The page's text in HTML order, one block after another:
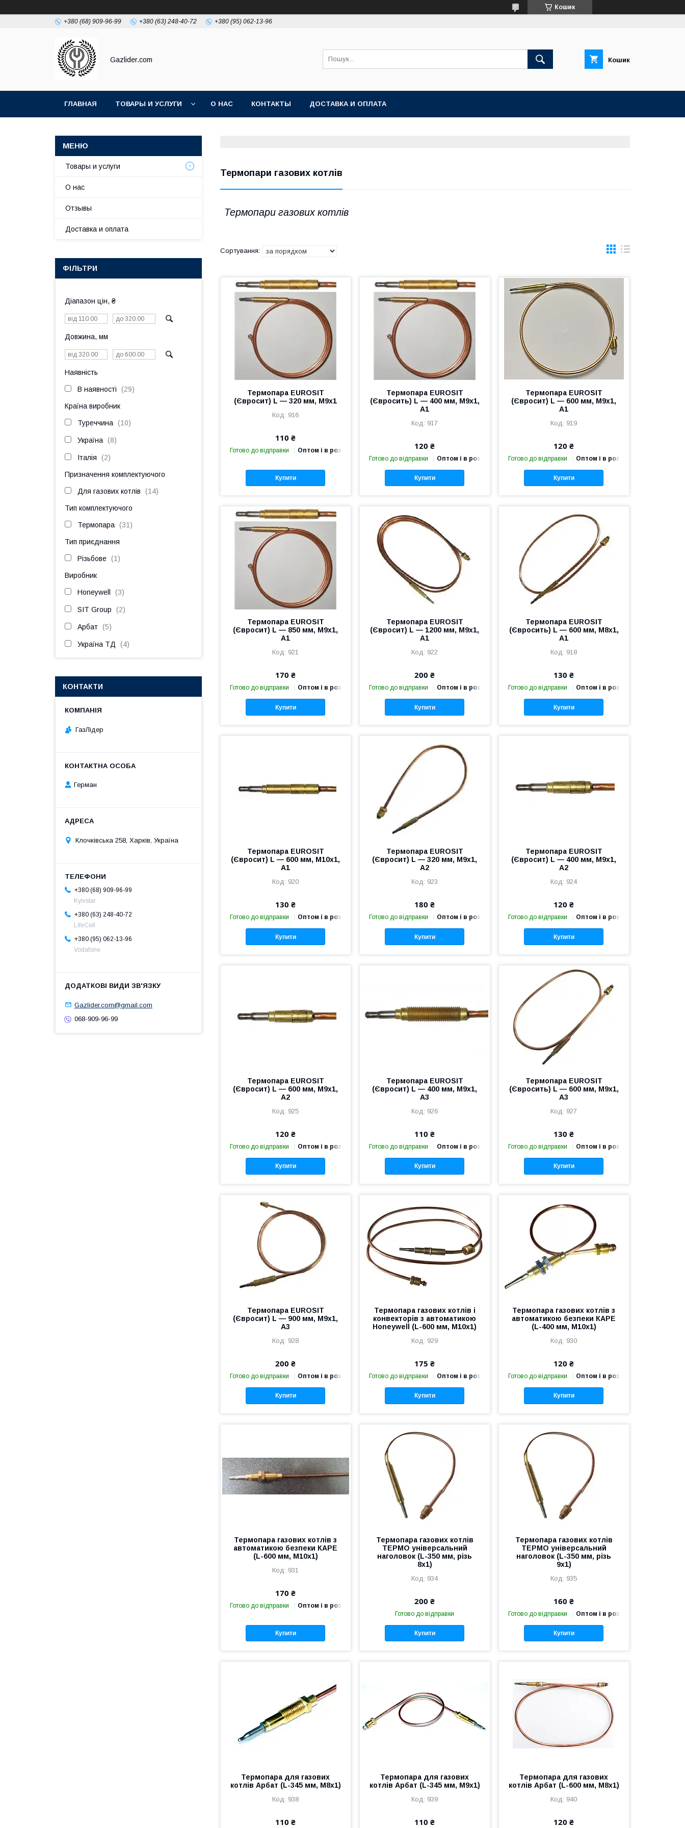
Кошик
+380 (68) 909-96-99 +380 (63) 248-40-72 +380 (95) 062-13-96
Gazlider.com Кошик
ГЛАВНАЯ ТОВАРЫ И УСЛУГИ О НАС КОНТАКТЫ ДОСТАВКА И ОПЛАТА
Термопари газових котлів
Термопари газових котлів
Термопара EUROSIT
(Євросит) L — 320 мм, M9x1
916
110 ₴
Готово до відправки Оптом і в роздріб
Купити
Термопара EUROSIT
(Євросить) L — 400 мм, M9x1,
A1
917
120 ₴
Готово до відправки Оптом і в роздріб
Купити
Термопара EUROSIT
(Євросит) L — 600 мм, M9x1,
A1
919
120 ₴
Готово до відправки Оптом і в роздріб
Купити
Термопара EUROSIT
(Євросит) L — 850 мм, M9x1,
A1
921
170 ₴
Готово до відправки Оптом і в роздріб
Купити
Термопара EUROSIT
(Євросит) L — 1200 мм, M9x1,
A1
922
200 ₴
Готово до відправки Оптом і в роздріб
Купити
Термопара EUROSIT
(Євросить) L — 600 мм, M8x1,
A1
918
130 ₴
Готово до відправки Оптом і в роздріб
Купити
Термопара EUROSIT
(Євросит) L — 600 мм, M10x1,
A1
920
130 ₴
Готово до відправки Оптом і в роздріб
Купити
Термопара EUROSIT
(Євросит) L — 320 мм, M9x1,
A2
923
180 ₴
Готово до відправки Оптом і в роздріб
Купити
Термопара EUROSIT
(Євросит) L — 400 мм, M9x1,
A2
924
120 ₴
Готово до відправки Оптом і в роздріб
Купити
Термопара EUROSIT
(Євросит) L — 600 мм, M9x1,
A2
925
120 ₴
Готово до відправки Оптом і в роздріб
Купити
Термопара EUROSIT
(Євросит) L — 400 мм, M9x1,
A3
926
110 ₴
Готово до відправки Оптом і в роздріб
Купити
Термопара EUROSIT
(Євросить) L — 600 мм, M9x1,
A3
927
130 ₴
Готово до відправки Оптом і в роздріб
Купити
Термопара EUROSIT
(Євросит) L — 900 мм, M9x1,
A3
928
200 ₴
Готово до відправки Оптом і в роздріб
Купити
Термопара газових котлів і
конвекторів з автоматикою
Honeywell (L-600 мм, М10х1)
929
175 ₴
Готово до відправки Оптом і в роздріб
Купити
Термопара газових котлів з
автоматикою безпеки КАРЕ
(L-400 мм, M10x1)
930
120 ₴
Готово до відправки Оптом і в роздріб
Купити
Термопара газових котлів з
автоматикою безпеки КАРЕ
(L-600 мм, M10x1)
931
170 ₴
Готово до відправки Оптом і в роздріб
Купити
Термопара газових котлів
ТЕРМО універсальний
наголовок (L-350 мм, різь
8х1)
934
200 ₴
Готово до відправки
Купити
Термопара газових котлів
ТЕРМО універсальний
наголовок (L-350 мм, різь
9х1)
935
160 ₴
Готово до відправки Оптом і в роздріб
Купити
Термопара для газових
котлів Арбат (L-345 мм, М8х1)
938
110 ₴
Термопара для газових
котлів Арбат (L-345 мм, М9х1)
939
110 ₴
Термопара для газових
котлів Арбат (L-600 мм, М8х1)
940
120 ₴
Товары и услуги
О нас
Отзывы
Доставка и оплата
ФІЛЬТРИ
Діапазон цін, ₴
Довжина, мм
Наявність
В наявності 29
Країна виробник
Туреччина 10
Україна 8
Італія 2
Призначення комплектуючого
Для газових котлів 14
Тип комплектуючого
Термопара 31
Тип приєднання
Різьбове 1
Виробник
Honeywell 3
SIT Group 2
Арбат 5
Україна ТД 4
КОНТАКТИ
ГазЛiдер
Герман
Клочкiвська 258, Харків, Україна
+380 (68) 909-96-99
Kyivstar
+380 (63) 248-40-72
LifeCell
+380 (95) 062-13-96
Vodafone
Gazlider.com@gmail.com
068-909-96-99